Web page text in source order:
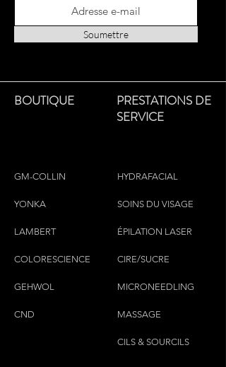
fongiques grâce à l'ingrédient actif
chloroxylénol. Les principes actifs de
la crème préviennent les odeurs, les
brûlés dès son application. Cette
crème convient également aux
Soumettre
BOUTIQUE
PRESTATIONS DE
SERVICE
GM-COLLIN
YONKA
LAMBERT
COLORESCIENCE
GEHWOL
CND
HYDRAFACIAL
SOINS DU VISAGE
ÉPILATION LASER
CIRE/SUCRE
MICRONEEDLING
MASSAGE
CILS & SOURCILS